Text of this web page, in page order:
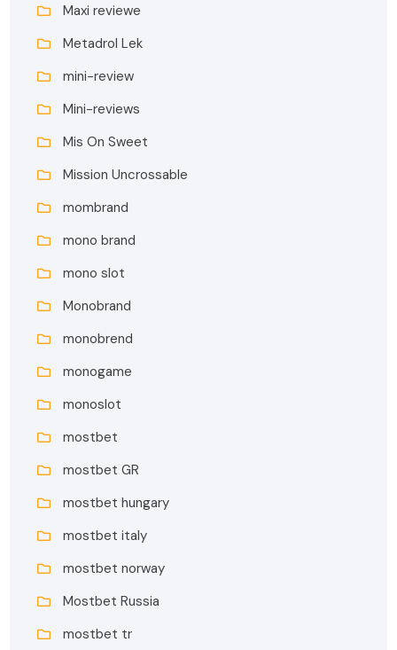
Maxi reviewe
Metadrol Lek
mini-review
Mini-reviews
Mis On Sweet
Mission Uncrossable
mombrand
mono brand
mono slot
Monobrand
monobrend
monogame
monoslot
mostbet
mostbet GR
mostbet hungary
mostbet italy
mostbet norway
Mostbet Russia
mostbet tr